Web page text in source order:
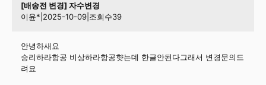
[배송전 변경] 자수변경
이윤* 2025-10-09 조회수39
안녕하새요
승리하라항공 비상하라항공햣는데 한글안된다그래서 변경문의드
려요